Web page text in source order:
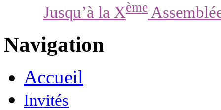
Jusqu’à la Xème
Navigation
Accueil
Invités